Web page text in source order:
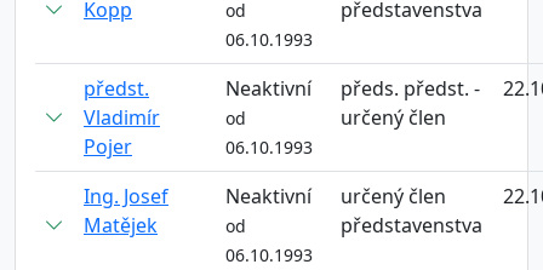
Kopp
od
06.10.1993
představenstva
předst.
Vladimír
Pojer
Neaktivní
od
06.10.1993
předs. předst. -
určený člen
Ing. Josef
Matějek
Neaktivní
od
06.10.1993
určený člen
představenstva